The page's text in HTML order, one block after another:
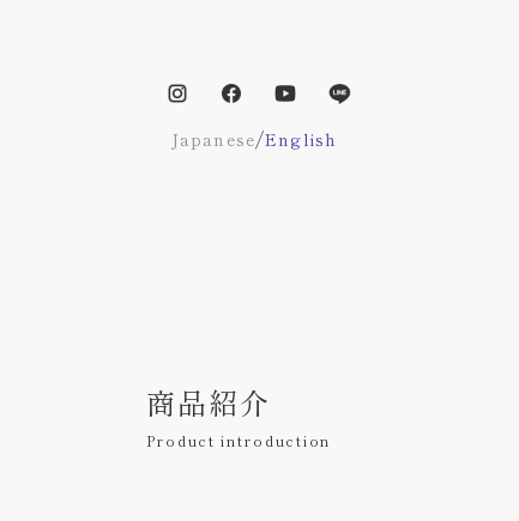
Japanese/English
商品紹介
Product introduction